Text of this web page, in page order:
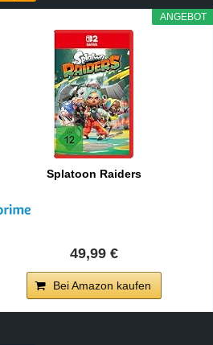
ANGEBOT
Splatoon Raiders
49,99 €
Bei Amazon kaufen